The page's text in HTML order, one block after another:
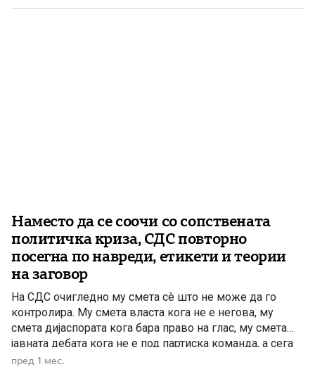
покажува дека ВМРО-ДПМНЕ и понатаму има
Наместо да се соочи со сопствената
политичка криза, СДС повторно
посегна по навреди, етикети и теории
на заговор
На СДС очигледно му смета сè што не може да го
контролира. Му смета власта кога не е негова, му
смета дијаспората кога бара право на глас, му смета
јавната дебата кога не е под партиска команда, а сега
му смета и секој обид за разговор за обединување и
пред 1 мес.